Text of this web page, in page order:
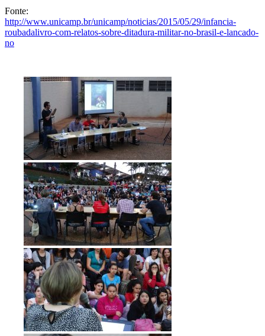
Fonte:
http://www.unicamp.br/unicamp/noticias/2015/05/29/infancia-
roubadalivro-com-relatos-sobre-ditadura-militar-no-brasil-e-lancado-
no